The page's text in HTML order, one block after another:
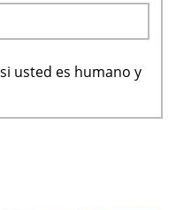
usted es humano y